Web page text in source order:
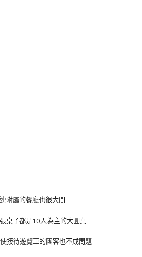
附屬的餐廳也很大間
桌子都是10人為主的大圓桌
接待遊覽車的團客也不成問題